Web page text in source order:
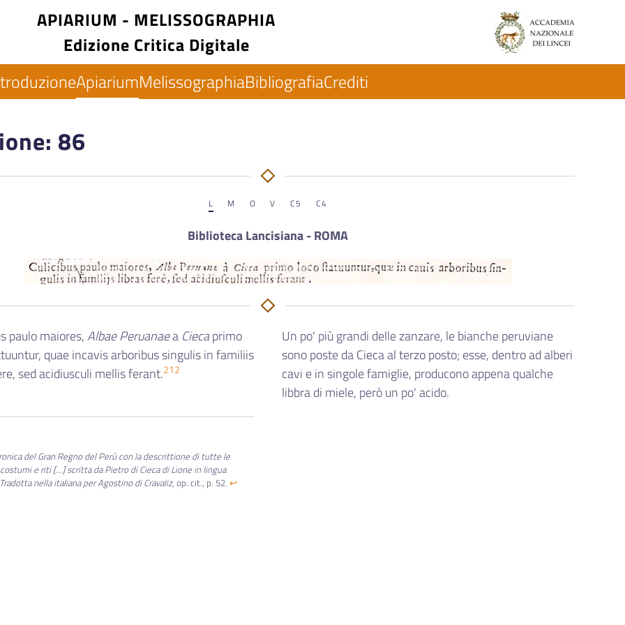
APIARIUM - MELISSOGRAPHIA
Edizione Critica Digitale
ApiariumMelissographiaBibliografiaCrediti
86
L M O V C5 C4
Biblioteca Lancisiana - ROMA
paulo maiores,Albae Peruanaea Ciecaprimo
quae incavis arboribus singulis in familiis
sed acidiusculi mellis ferant.212
del Gran Regno del Perù con la descrittione di tutte le
e riti [...] scritta da Pietro di Cieca di Lione in lingua
nella italiana per Agostino di Cravaliz, op. cit., p. 52. ↩
Un po' più grandi delle zanzare, le bianche peruviane
sono poste da Cieca al terzo posto; esse, dentro ad alberi
cavi e in singole famiglie, producono appena qualche
libbra di miele, però un po' acido.